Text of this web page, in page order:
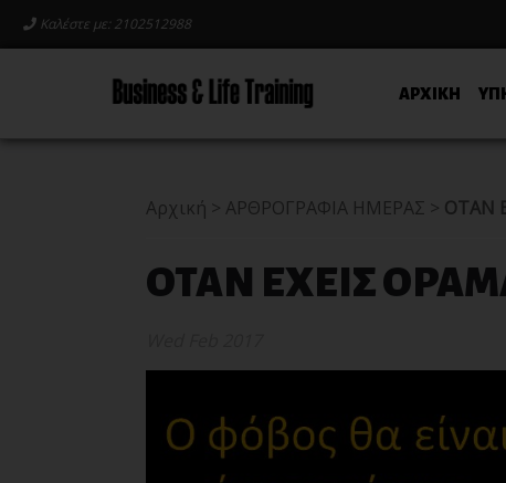
Καλέστε με: 2102512988
ΑΡΧΙΚΗ
Αρχική > ΑΡΘΡΟΓΡΑΦΙΑ ΗΜΕΡΑΣ > ΟΤΑΝ
ΟΤΑΝ ΕΧΕΙΣ